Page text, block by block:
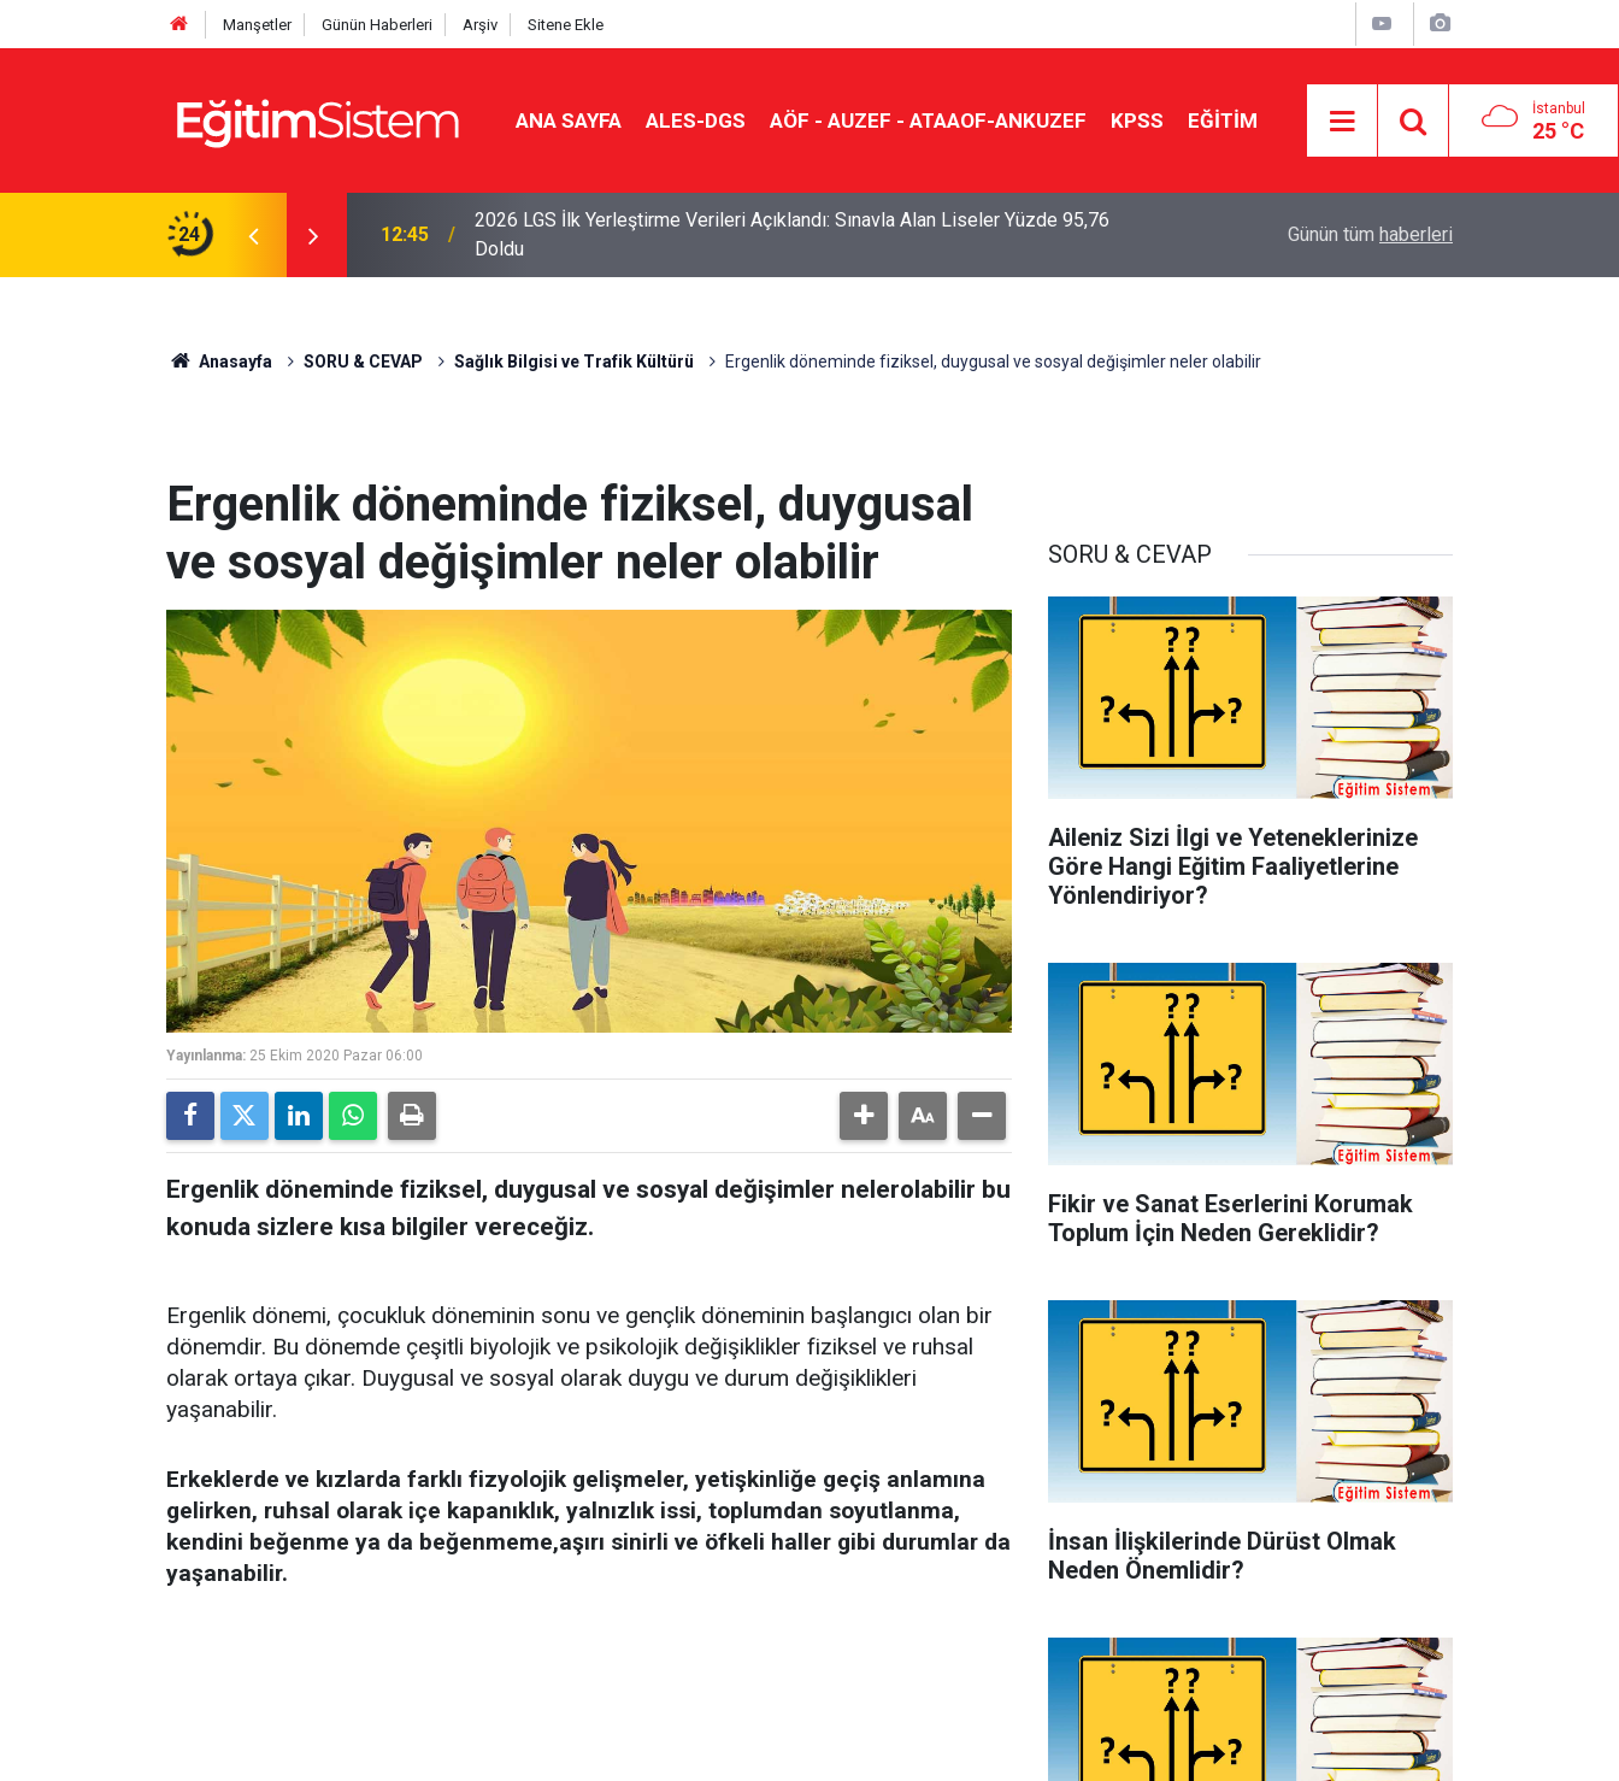
Manşetler Günün Haberleri Arşiv Sitene Ekle
ANA SAYFA ALES-DGS AÖF - AUZEF - ATAAOF-ANKUZEF KPSS EĞİTİM İstanbul
25 °C
24
Belli Oldu: İki Program 500 Puanla
12:45
2026 LGS İlk Yerleştirme Verileri Açıklandı: Sınavla Alan Liseler Yüzde 95,76
Doldu
Tercihine Yerleşti
Günün tüm haberleri
Anasayfa SORU & CEVAP Sağlık Bilgisi ve Trafik Kültürü Ergenlik döneminde fiziksel, duygusal ve sosyal değişimler neler olabilir
Ergenlik döneminde fiziksel, duygusal
ve sosyal değişimler neler olabilir
Yayınlanma: 25 Ekim 2020 Pazar 06:00
Ergenlik döneminde fiziksel, duygusal ve sosyal değişimler nelerolabilir bu
konuda sizlere kısa bilgiler vereceğiz.
Ergenlik dönemi, çocukluk döneminin sonu ve gençlik döneminin başlangıcı olan bir
dönemdir. Bu dönemde çeşitli biyolojik ve psikolojik değişiklikler fiziksel ve ruhsal
olarak ortaya çıkar. Duygusal ve sosyal olarak duygu ve durum değişiklikleri
yaşanabilir.
Erkeklerde ve kızlarda farklı fizyolojik gelişmeler, yetişkinliğe geçiş anlamına
gelirken, ruhsal olarak içe kapanıklık, yalnızlık issi, toplumdan soyutlanma,
kendini beğenme ya da beğenmeme,aşırı sinirli ve öfkeli haller gibi durumlar da
yaşanabilir.
SORU & CEVAP
Aileniz Sizi İlgi ve Yeteneklerinize
Göre Hangi Eğitim Faaliyetlerine
Yönlendiriyor?
Fikir ve Sanat Eserlerini Korumak
Toplum İçin Neden Gereklidir?
İnsan İlişkilerinde Dürüst Olmak
Neden Önemlidir?